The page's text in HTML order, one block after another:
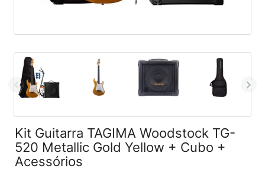
Kit Guitarra TAGIMA Woodstock TG-
520 Metallic Gold Yellow + Cubo +
Acessórios